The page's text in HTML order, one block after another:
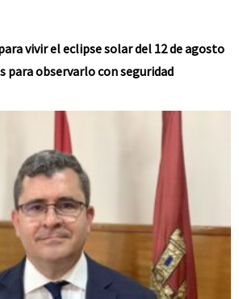
vivir el eclipse solar del 12 de agosto
para observarlo con seguridad